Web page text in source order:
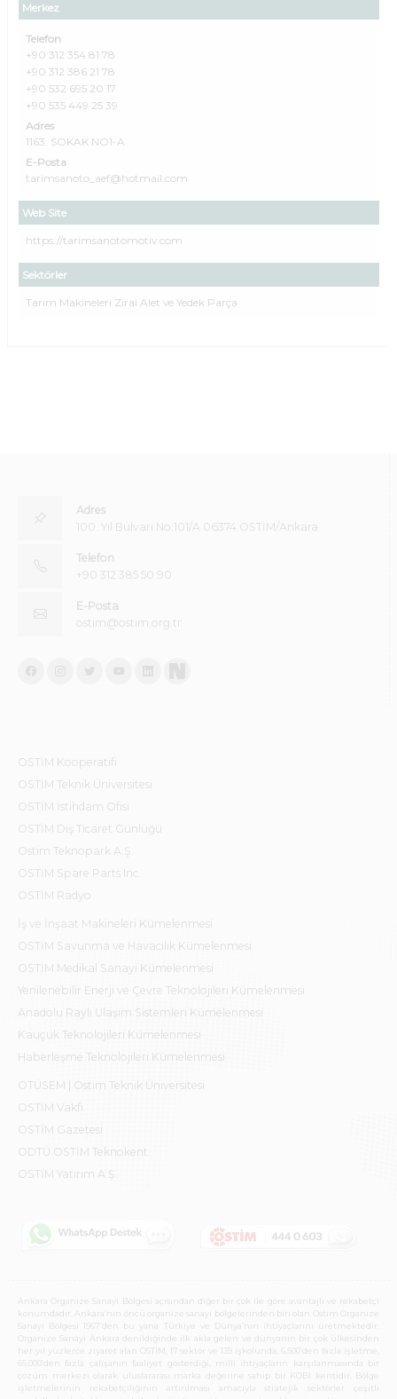
Merkez
Telefon
+90 312 354 81 78
+90 312 386 21 78
+90 532 695 20 17
+90 535 449 25 39
Adres
1163. SOKAK NO1-A
E-Posta
tarimsanoto_aef@hotmail.com
Web Site
https://tarimsanotomotiv.com
Sektörler
Tarım Makineleri Zirai Alet ve Yedek Parça
Adres
100. Yıl Bulvarı No:101/A 06374 OSTİM/Ankara
Telefon
+90 312 385 50 90
E-Posta
ostim@ostim.org.tr
OSTİM Kooperatifi
OSTİM Teknik Üniversitesi
OSTİM İstihdam Ofisi
OSTİM Dış Ticaret Günlüğü
Ostim Teknopark A.Ş.
OSTİM Spare Parts Inc.
OSTİM Radyo
İş ve İnşaat Makineleri Kümelenmesi
OSTİM Savunma ve Havacılık Kümelenmesi
OSTİM Medikal Sanayi Kümelenmesi
Yenilenebilir Enerji ve Çevre Teknolojileri Kümelenmesi
Anadolu Raylı Ulaşım Sistemleri Kümelenmesi
Kauçuk Teknolojileri Kümelenmesi
Haberleşme Teknolojileri Kümelenmesi
OTÜSEM | Ostim Teknik Üniversitesi
OSTİM Vakfı
OSTİM Gazetesi
ODTÜ OSTİM Teknokent
OSTİM Yatırım A.Ş.
Ankara Organize Sanayi Bölgesi açısından diğer bir çok ile göre avantajlı ve rekabetçi
konumdadır. Ankara’nın öncü organize sanayi bölgelerinden biri olan Ostim Organize
Sanayi Bölgesi 1967’den bu yana Türkiye ve Dünya’nın ihtiyaçlarını üretmektedir.
Organize Sanayi Ankara denildiğinde ilk akla gelen ve dünyanın bir çok ülkesinden
her yıl yüzlerce ziyaret alan OSTİM, 17 sektör ve 139 işkolunda, 6.500’den fazla işletme,
65.000’den fazla çalışanın faaliyet gösterdiği, milli ihtiyaçların karşılanmasında bir
çözüm merkezi olarak uluslararası marka değerine sahip bir KOBİ kentidir. Bölge
işletmelerinin rekabetçiliğinin artırılması amacıyla stratejik sektörler çeşitli